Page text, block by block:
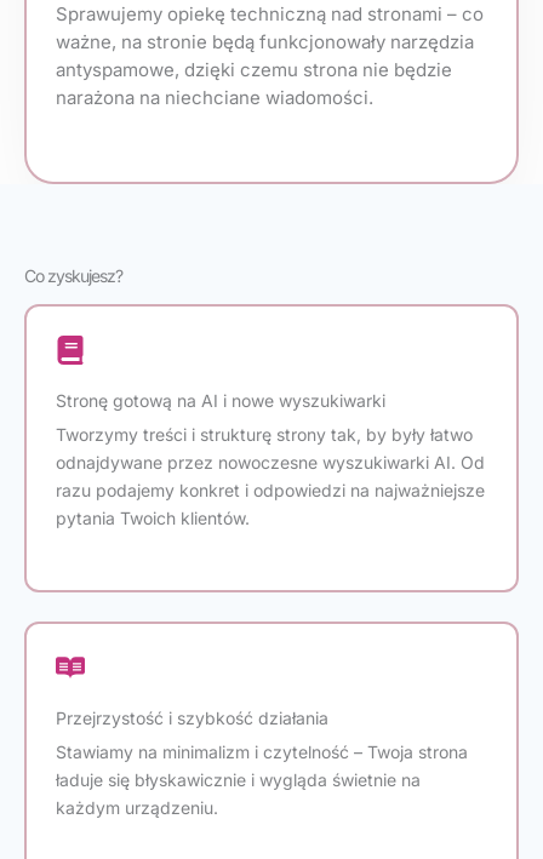
Sprawujemy opiekę techniczną nad stronami – co
ważne, na stronie będą funkcjonowały narzędzia
antyspamowe, dzięki czemu strona nie będzie
narażona na niechciane wiadomości.
Co zyskujesz?
Stronę gotową na AI i nowe wyszukiwarki
Tworzymy treści i strukturę strony tak, by były łatwo
odnajdywane przez nowoczesne wyszukiwarki AI. Od
razu podajemy konkret i odpowiedzi na najważniejsze
pytania Twoich klientów.
Przejrzystość i szybkość działania
Stawiamy na minimalizm i czytelność – Twoja strona
ładuje się błyskawicznie i wygląda świetnie na
każdym urządzeniu.